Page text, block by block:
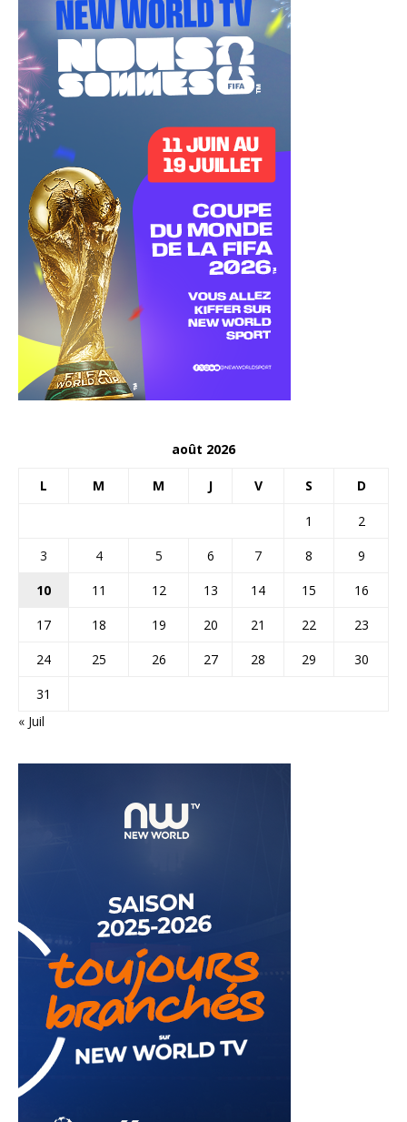
août 2026
L M M J V S D
1
2
3
4 5 6 7 8
9
10
11 12 13 14 15
16
17
18 19 20 21 22
23
24
25 26 27 28 29
30
31
« Juil